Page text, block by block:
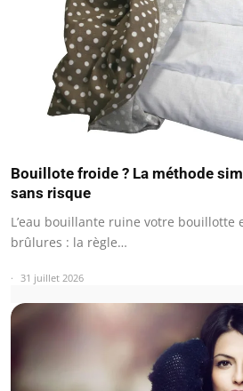
Bouillote froide ? La méthode
sans risque
L’eau bouillante ruine votre bouillotte
brûlures : la règle…
31 juillet 2026